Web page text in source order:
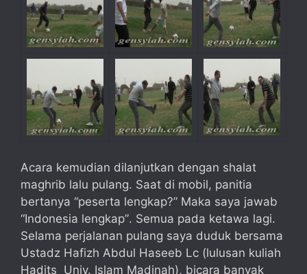
Acara kemudian dilanjutkan dengan shalat
maghrib lalu pulang. Saat di mobil, panitia
bertanya “peserta lengkap?” Maka saya jawab
“Indonesia lengkap”. Semua pada ketawa lagi.
Selama perjalanan pulang saya duduk bersama
Ustadz Hafizh Abdul Haseeb Lc (lulusan kuliah
Hadits Univ. Islam Madinah), bicara banyak